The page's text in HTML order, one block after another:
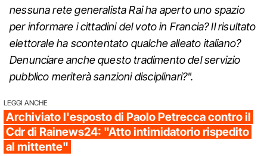
nessuna rete generalista Rai ha aperto uno spazio
per informare i cittadini del voto in Francia? Il risultato
elettorale ha scontentato qualche alleato italiano?
Denunciare anche questo tradimento del servizio
pubblico meriterà sanzioni disciplinari?".
LEGGI ANCHE
Archiviato l'esposto di Paolo Petrecca contro il
Cdr di Rainews24: "Atto intimidatorio rispedito
al mittente"